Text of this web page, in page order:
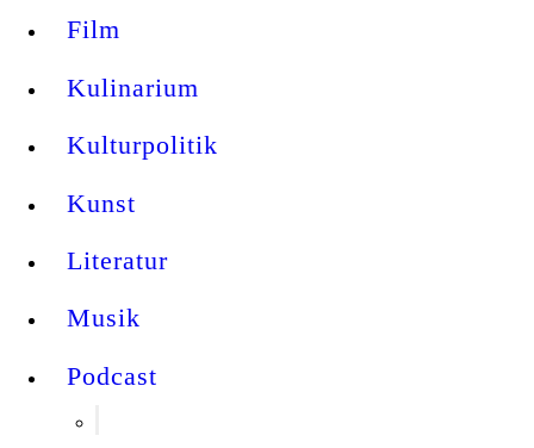
Film
Kulinarium
Kulturpolitik
Kunst
Literatur
Musik
Podcast